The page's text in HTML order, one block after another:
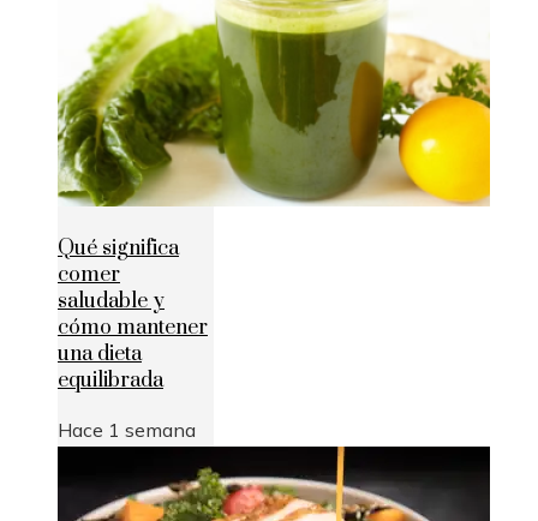
Qué significa
comer
saludable y
cómo mantener
una dieta
equilibrada
Hace 1 semana